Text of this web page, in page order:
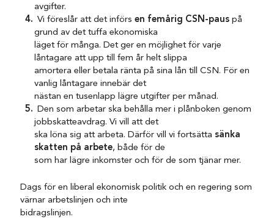
avgifter.
Vi föreslår att det införsen femårig CSN-paus på
grund av det tuffa ekonomiska
läget för många. Det ger en möjlighet för varje
låntagare att upp till fem år helt slippa
amortera eller betala ränta på sina lån till CSN. För en
vanlig låntagare innebär det
nästan en tusenlapp lägre utgifter per månad.
Den som arbetar ska behålla mer i plånboken genom
jobbskatteavdrag. Vi vill att det
ska löna sig att arbeta. Därför vill vi fortsätta sänka
skatten på arbete, både för de
som har lägre inkomster och för de som tjänar mer.
Dags för en liberal ekonomisk politik och en regering som
värnar arbetslinjen och inte
bidragslinjen.